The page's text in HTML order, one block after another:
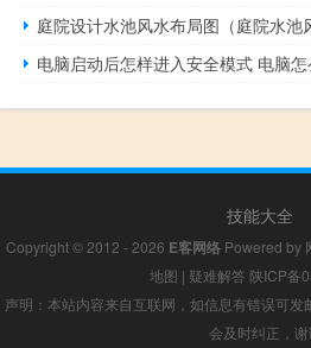
庭院设计水池风水布局图（庭院水池
电脑启动后怎样进入安全模式 电脑
技能大全
Copyright © 2012 - 2026 E客网络 Powered by
地图 | 疑难解答 陕ICP备
声明：本站内容来自互联网，如信息有错误可
会及时纠正，谢